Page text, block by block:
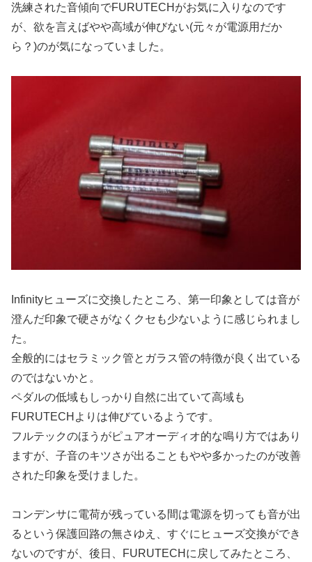
洗練された音傾向でFURUTECHがお気に入りなのです
が、欲を言えばやや高域が伸びない(元々が電源用だか
ら？)のが気になっていました。
Infinityヒューズに交換したところ、第一印象としては音が
澄んだ印象で硬さがなくクセも少ないように感じられまし
た。
全般的にはセラミック管とガラス管の特徴が良く出ている
のではないかと。
ペダルの低域もしっかり自然に出ていて高域も
FURUTECHよりは伸びているようです。
フルテックのほうがピュアオーディオ的な鳴り方ではあり
ますが、子音のキツさが出ることもやや多かったのが改善
された印象を受けました。
コンデンサに電荷が残っている間は電源を切っても音が出
るという保護回路の無さゆえ、すぐにヒューズ交換ができ
ないのですが、後日、FURUTECHに戻してみたところ、